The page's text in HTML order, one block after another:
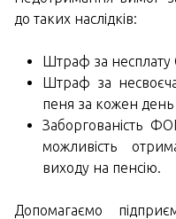
до таких наслідків:
Штраф за несплату
Штраф за
пеня за кожен
Заборгованість
можливість
виходу на пенсію.
Допомагаємо